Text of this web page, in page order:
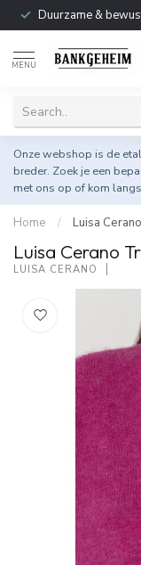
Duurzame &
MENU
Onze webshop is de
breder. Zoek je een
met ons op of kom
Home / Luisa
Luisa Cerano
LUISA CERANO